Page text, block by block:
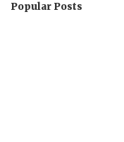
Popular Posts